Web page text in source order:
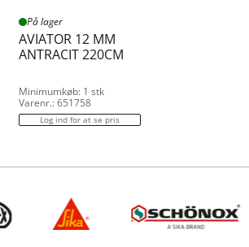
På lager
AVIATOR 12 MM
ANTRACIT 220CM
Minimumkøb: 1 stk
Varenr.: 651758
Log ind for at se pris